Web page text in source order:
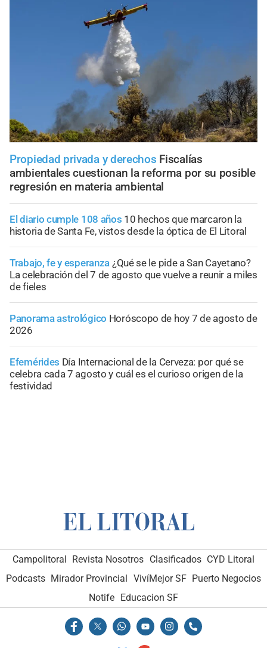
Propiedad privada y derechos Fiscalías
ambientales cuestionan la reforma por su posible
regresión en materia ambiental
El diario cumple 108 años 10 hechos que marcaron la
historia de Santa Fe, vistos desde la óptica de El Litoral
Trabajo, fe y esperanza ¿Qué se le pide a San Cayetano?
La celebración del 7 de agosto que vuelve a reunir a miles
de fieles
Panorama astrológico Horóscopo de hoy 7 de agosto de
2026
Efemérides Día Internacional de la Cerveza: por qué se
celebra cada 7 agosto y cuál es el curioso origen de la
festividad
Campolitoral Revista Nosotros Clasificados CYD Litoral
Podcasts Mirador Provincial VivíMejor SF Puerto Negocios
Notife Educacion SF